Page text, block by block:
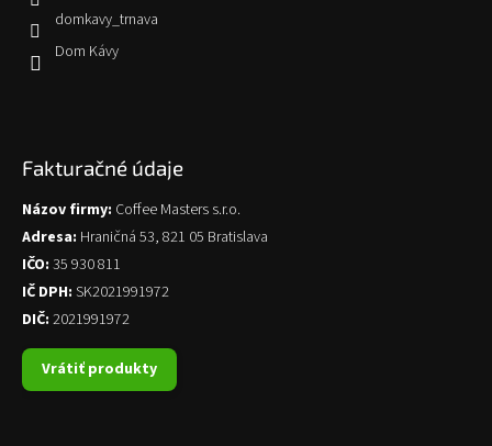
domkavy_trnava
Dom Kávy
Fakturačné údaje
Názov firmy: Coffee Masters s.r.o.
Adresa: Hraničná 53, 821 05 Bratislava
IČO: 35 930 811
IČ DPH: SK2021991972
DIČ: 2021991972
Vrátiť produkty